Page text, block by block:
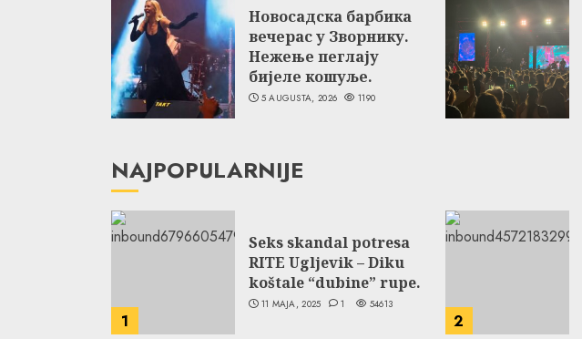
Новосадска барбика
вечерас у Зворнику.
Нежење пеглају
бијеле кошуље.
5 AUGUSTA, 2026 1190
NAJPOPULARNIJE
1
Seks skandal potresa
RITE Ugljevik – Diku
koštale “dubine” rupe.
11 MAJA, 2025 1 54613
2